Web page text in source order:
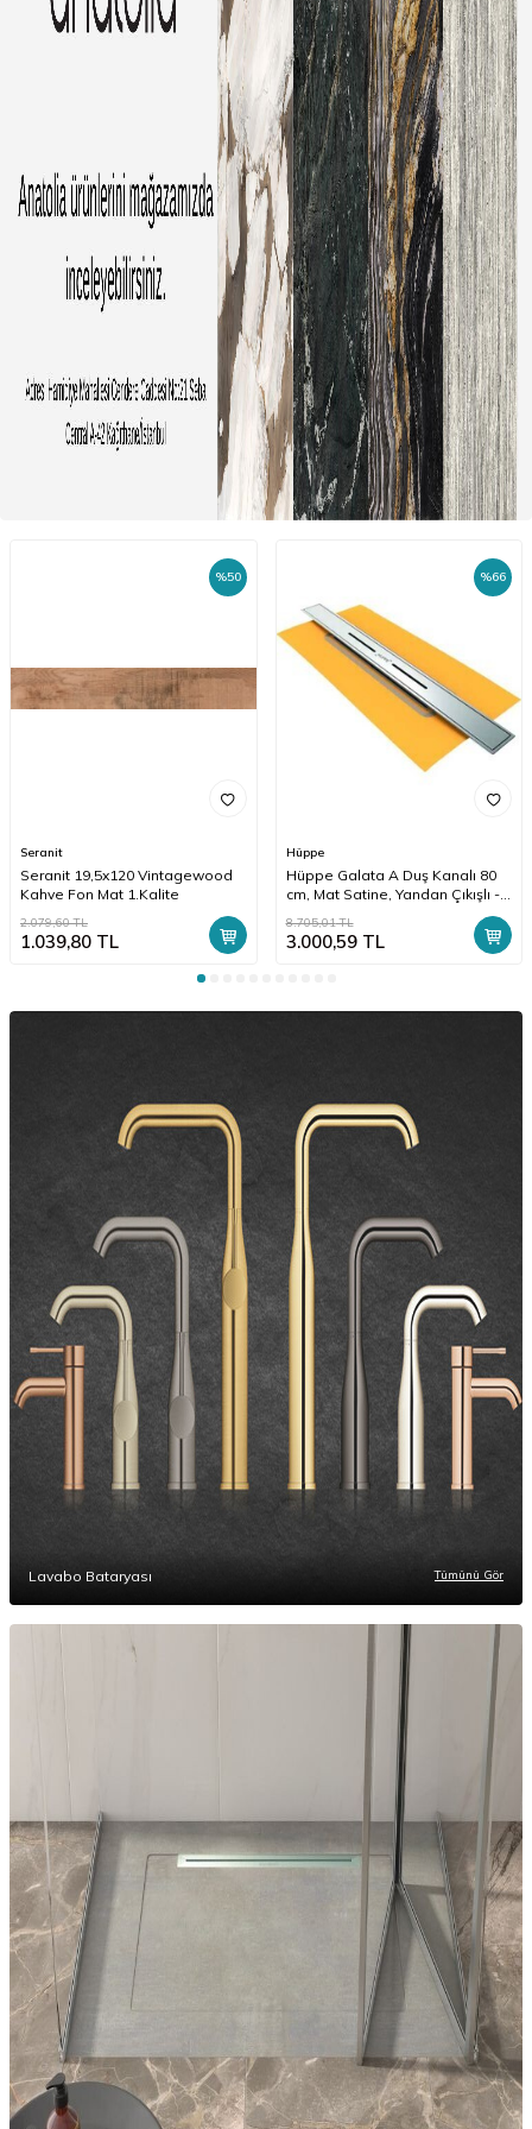
%50
Seranit
Seranit 19,5x120 Vintagewood
Kahve Fon Mat 1.Kalite
2.079,60TL
1.039,80 TL
%66
Hüppe
Hüppe Galata A Duş Kanalı 80
cm, Mat Satine, Yandan Çıkışlı -
8.705,01TL
3.000,59TL
Lavabo Bataryası Tümünü Gör